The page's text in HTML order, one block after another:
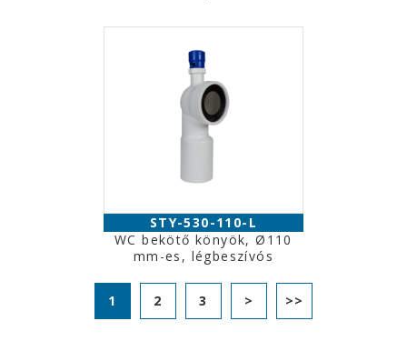
STY-530-110-L
WC bekötő könyök, Ø110
mm-es, légbeszívós
1 2 3 > >>